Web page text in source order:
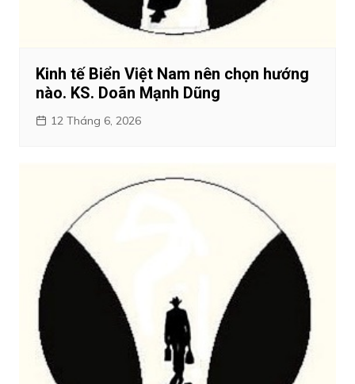
Kinh tế Biển Việt Nam nên chọn hướng
nào. KS. Doãn Mạnh Dũng
12 Tháng 6, 2026